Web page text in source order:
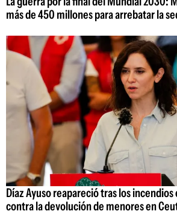
más de 450 millones para arrebatar la
Díaz Ayuso reapareció tras los
contra la devolución de menores en